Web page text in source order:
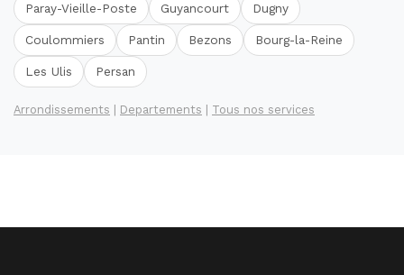
Paray-Vieille-Poste Guyancourt Dugny
Coulommiers Pantin Bezons Bourg-la-Reine
Les Ulis Persan
Arrondissements Departements Tous nos services